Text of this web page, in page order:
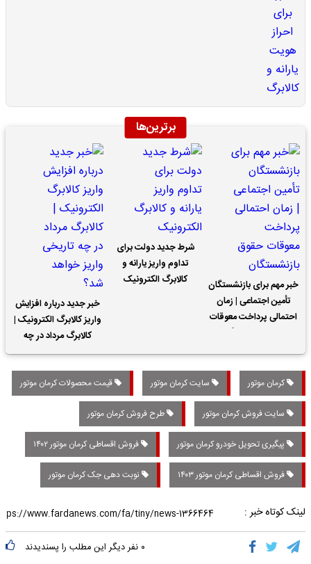
برترین‌ها
خبر مهم برای بازنشستگان
تأمین اجتماعی | زمان
احتمالی پرداخت معوقات
شرط جدید دولت برای
تداوم واریز یارانه و
کالابرگ الکترونیک
خبر جدید درباره افزایش
واریز کالابرگ الکترونیک |
کالابرگ مرداد در چه
تاریخی واریز خواهد شد؟
کرمان موتور سایت کرمان موتور قیمت محصولات کرمان موتور
سایت فروش کرمان موتور طرح فروش کرمان موتور
پیگیری تحویل خودرو کرمان موتور فروش اقساطی کرمان موتور ۱۴۰۲
فروش اقساطی کرمان موتور ۱۴۰۳ نوبت دهی جک کرمان موتور
لینک کوتاه خبر :
۰ نفر دیگر این مطلب را پسندیدند